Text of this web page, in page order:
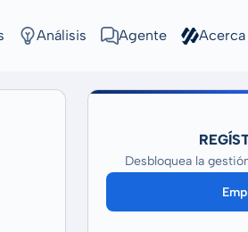
Análisis Agente Acerca
Desbloquea la